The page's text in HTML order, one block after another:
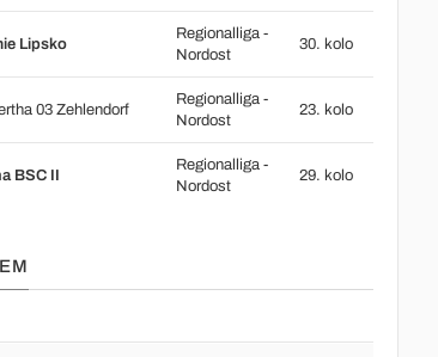
Lipsko
Regionalliga -
Nordost
30. kolo
03 Zehlendorf
Regionalliga -
Nordost
23. kolo
BSC II
Regionalliga -
Nordost
29. kolo